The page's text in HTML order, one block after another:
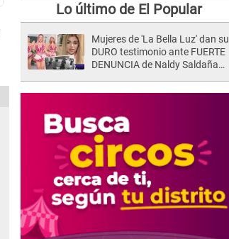
Lo último de El Popular
Mujeres de 'La Bella Luz' dan su
DURO testimonio ante FUERTE
DENUNCIA de Naldy Saldaña